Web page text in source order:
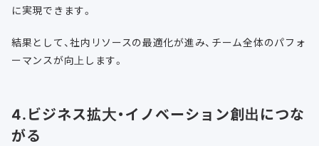
に実現できます。
結果として、社内リソースの最適化が進み、チーム全体のパフォ
ーマンスが向上します。
4.ビジネス拡大・イノベーション創出につな
がる